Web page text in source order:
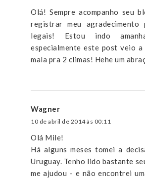
Olá! Sempre acompanho seu
registrar meu
legais! Estou indo
especialmente este post veio
mala pra 2 climas! Hehe um
Wagner
10 de abril de 2014 às 00:11
Olá Mile!
Há alguns meses tomei a
Uruguay. Tenho lido bastante
me ajudou - e não encontrei